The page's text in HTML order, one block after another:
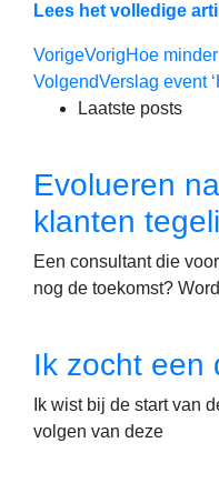
Lees het volledige
VorigeVorigHoe
VolgendVerslag event
Laatste posts
Evolueren
klanten
Een consultant die
nog de toekomst?
Ik zocht een
Ik wist bij de start van
volgen van deze